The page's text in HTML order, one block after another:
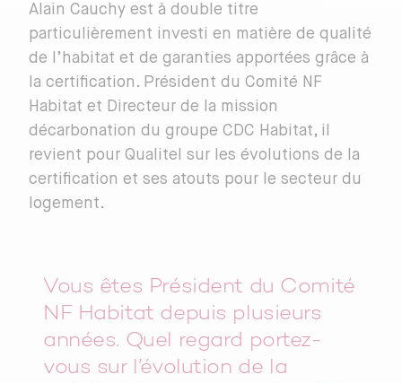
Alain Cauchy est à double titre
particulièrement investi en matière de qualité
de l’habitat et de garanties apportées grâce à
la certification. Président du Comité NF
Habitat et Directeur de la mission
décarbonation du groupe CDC Habitat, il
revient pour Qualitel sur les évolutions de la
certification et ses atouts pour le secteur du
logement.
Vous êtes Président du Comité
NF Habitat depuis plusieurs
années. Quel regard portez-
vous sur l’évolution de la